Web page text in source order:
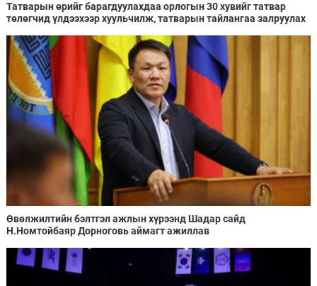
Татварын өрийг барагдуулахдаа орлогын 30 хувийг татвар
төлөгчид үлдээхээр хуульчилж, татварын тайлангаа залруулах
Өвөлжилтийн бэлтгэл ажлын хүрээнд Шадар сайд
Н.Номтойбаяр Дорноговь аймагт ажиллав